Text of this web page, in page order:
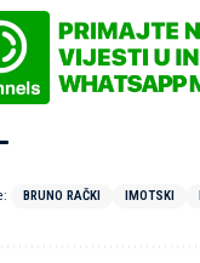
BRUNO RAČKI IMOTSKI